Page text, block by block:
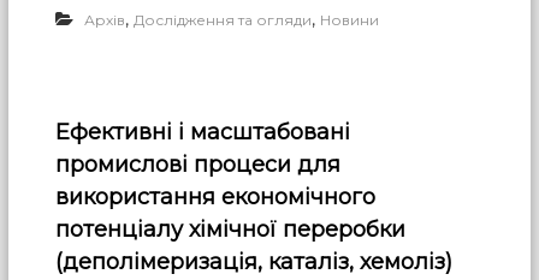
Архів,Дослідження та огляди, Новини
Ефективні і масштабовані
промислові процеси для
використання економічного
потенціалу хімічної переробки
(деполімеризація, каталіз, хемоліз)